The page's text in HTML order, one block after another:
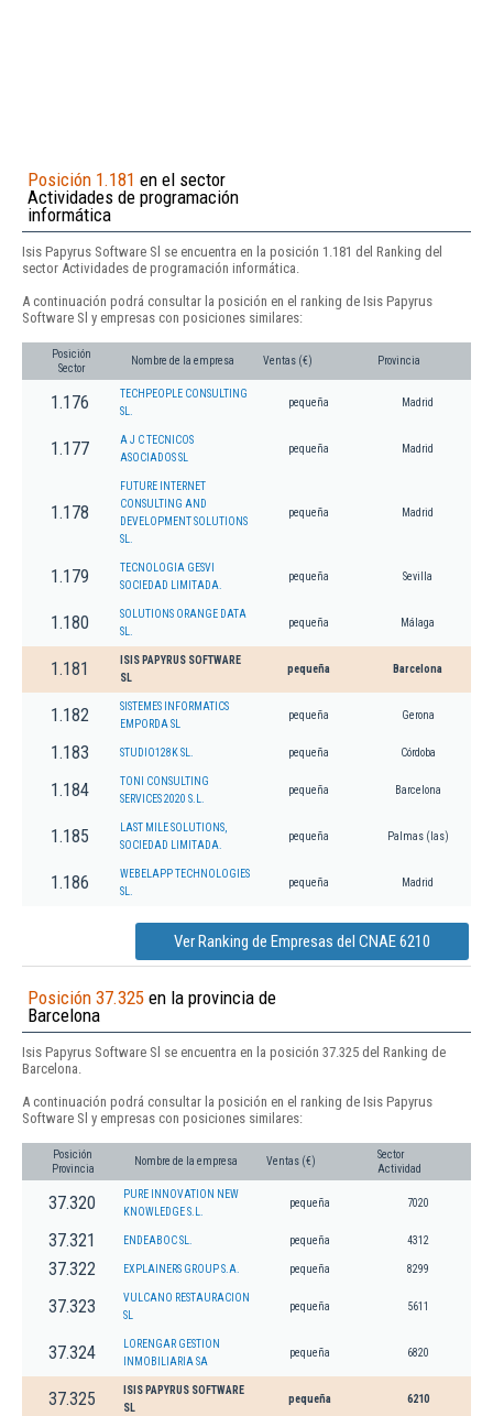
Posición 1.181 en el sector
Actividades de programación
informática
Isis Papyrus Software Sl se encuentra en la posición 1.181 del Ranking del
sector Actividades de programación informática.
A continuación podrá consultar la posición en el ranking de Isis Papyrus
Software Sl y empresas con posiciones similares:
Posición
Sector
Nombre de la empresa Ventas (€) Provincia
1.176
TECHPEOPLE CONSULTING
SL.
pequeña Madrid
1.177
A J C TECNICOS
ASOCIADOS SL
pequeña Madrid
1.178
FUTURE INTERNET
CONSULTING AND
DEVELOPMENT SOLUTIONS
SL.
pequeña Madrid
1.179
TECNOLOGIA GESVI
SOCIEDAD LIMITADA.
pequeña Sevilla
1.180
SOLUTIONS ORANGE DATA
SL.
pequeña Málaga
1.181
ISIS PAPYRUS SOFTWARE
SL
pequeña Barcelona
1.182
SISTEMES INFORMATICS
EMPORDA SL
pequeña Gerona
1.183 STUDIO128K SL. pequeña Córdoba
1.184
TONI CONSULTING
SERVICES 2020 S.L.
pequeña Barcelona
1.185
LAST MILE SOLUTIONS,
SOCIEDAD LIMITADA.
pequeña Palmas (las)
1.186
WEBELAPP TECHNOLOGIES
SL.
pequeña Madrid
Ver Ranking de Empresas del CNAE 6210
Posición 37.325 en la provincia de
Barcelona
Isis Papyrus Software Sl se encuentra en la posición 37.325 del Ranking de
Barcelona.
A continuación podrá consultar la posición en el ranking de Isis Papyrus
Software Sl y empresas con posiciones similares:
Posición
Provincia
Nombre de la empresa Ventas (€)
Sector
Actividad
37.320
PURE INNOVATION NEW
KNOWLEDGE S.L.
pequeña 7020
37.321 ENDEABOC SL. pequeña 4312
37.322 EXPLAINERS GROUP S.A. pequeña 8299
37.323
VULCANO RESTAURACION
SL
pequeña 5611
37.324
LORENGAR GESTION
INMOBILIARIA SA
pequeña 6820
37.325
ISIS PAPYRUS SOFTWARE
SL
pequeña 6210